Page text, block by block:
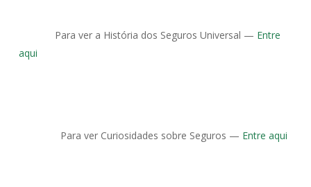
Para ver a História dos Seguros Universal — Entre
aqui
Para ver Curiosidades sobre Seguros — Entre aqui